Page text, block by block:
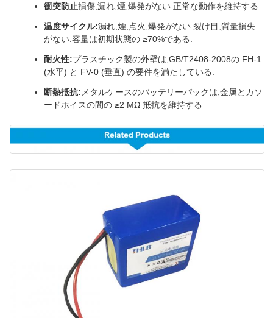
衝突防止損傷,漏れ,煙,爆発がない.正常な動作を維持する
温度サイクル:漏れ,煙,点火,爆発がない.裂け目,質量損失
がない.容量は初期状態の ≥70%である.
耐火性:プラスチック製の外壁は,GB/T2408-2008の FH-1
(水平) と FV-0 (垂直) の要件を満たしている.
断熱抵抗:メタルケースのバッテリーパックは,金属とカソ
ードホイスの間の ≥2 MΩ 抵抗を維持する